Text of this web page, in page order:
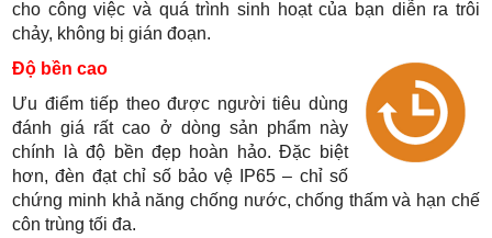
cho công việc và quá trình sinh hoạt của bạn diễn ra trôi
chảy, không bị gián đoạn.
Độ bền cao
Ưu điểm tiếp theo được người tiêu dùng
đánh giá rất cao ở dòng sản phẩm này
chính là độ bền đẹp hoàn hảo. Đặc biệt
hơn, đèn đạt chỉ số bảo vệ IP65 – chỉ số
chứng minh khả năng chống nước, chống thấm và hạn chế
côn trùng tối đa.